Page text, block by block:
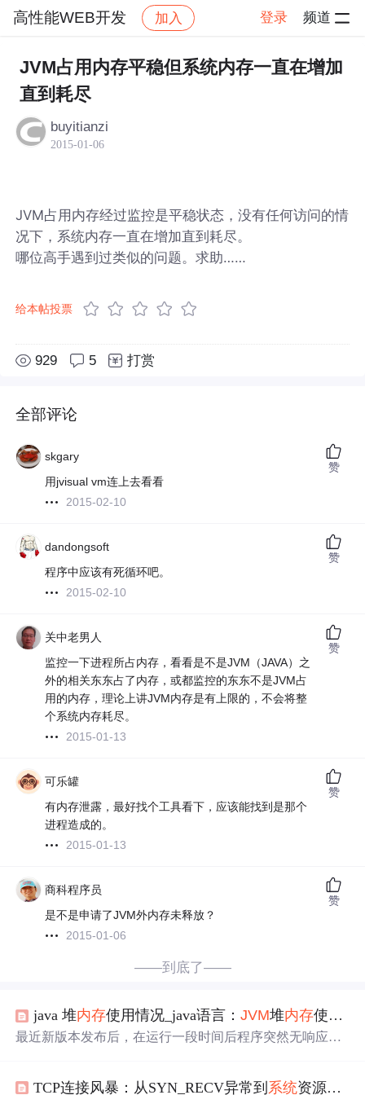
高性能WEB开发 加入 登录 频道
社区 高性能WEB开发 帖子详情
JVM占用内存平稳但系统内存一直在增加
直到耗尽
buyitianzi
2015-01-06
JVM占用内存经过监控是平稳状态，没有任何访问的情
况下，系统内存一直在增加直到耗尽。
哪位高手遇到过类似的问题。求助……
给本帖投票
929 5 打赏
全部评论
skgary
用jvisual vm连上去看看
2015-02-10
赞
dandongsoft
程序中应该有死循环吧。
2015-02-10
赞
关中老男人
监控一下进程所占内存，看看是不是JVM（JAVA）之
外的相关东东占了内存，或都监控的东东不是JVM占
用的内存，理论上讲JVM内存是有上限的，不会将整
个系统内存耗尽。
2015-01-13
赞
可乐罐
有内存泄露，最好找个工具看下，应该能找到是那个
进程造成的。
2015-01-13
赞
商科程序员
是不是申请了JVM外内存未释放？
2015-01-06
赞
——到底了——
java 堆内存使用情况_java语言：JVM堆内存使用率持续上升如何排查
最近新版本发布后，在运行一段时间后程序突然无响应
助。重启Tomcat后，应用恢复正常，并且后续时间没有发
TCP连接风暴：从SYN_RECV异常到 系统资源耗尽